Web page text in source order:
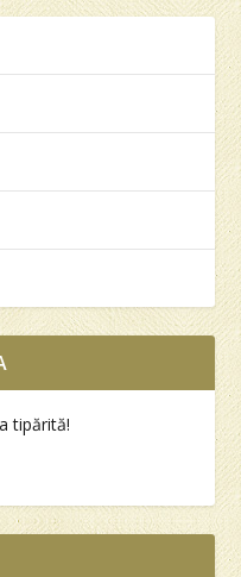
tipărită!